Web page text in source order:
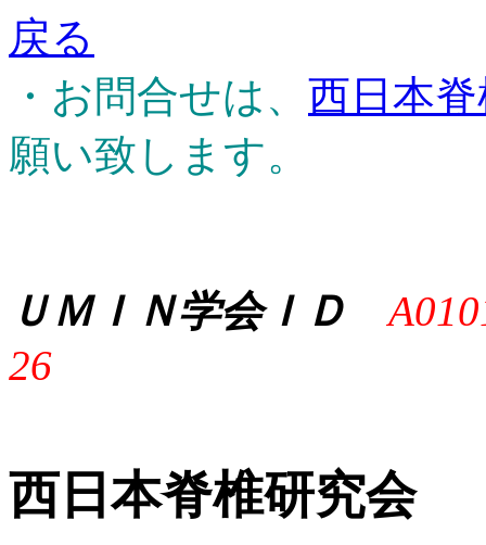
戻る
・お問合せは、 西日本
願い致します。
ＵＭＩＮ学会ＩＤ
26
西日本脊椎研究会